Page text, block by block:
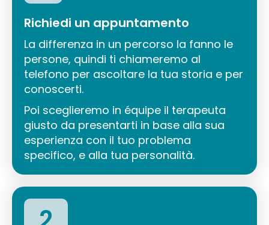
Richiedi un appuntamento
La differenza in un percorso la fanno le
persone, quindi ti chiameremo al
telefono per ascoltare la tua storia e per
conoscerti.
Poi sceglieremo in équipe il terapeuta
giusto da presentarti in base alla sua
esperienza con il tuo problema
specifico, e alla tua personalità.